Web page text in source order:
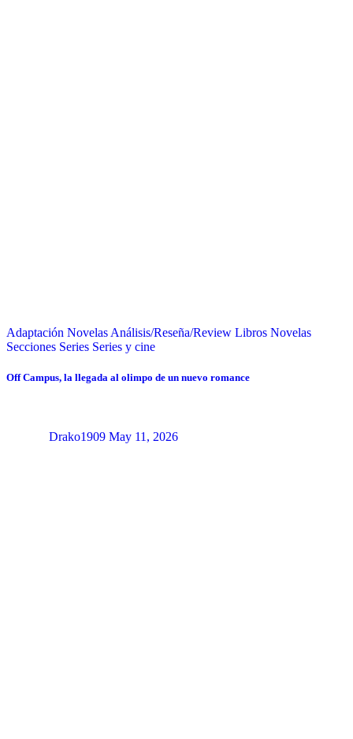
Adaptación Novelas Análisis/Reseña/Review Libros Novelas
Secciones Series Series y cine
Off Campus, la llegada al olimpo de un nuevo romance
Drako1909 May 11, 2026